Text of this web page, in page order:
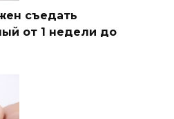
съедать
от 1 недели до